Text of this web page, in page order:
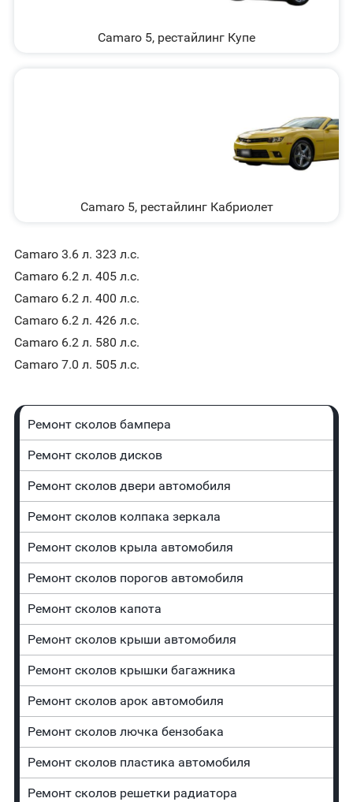
Camaro 5, рестайлинг Купе
Camaro 5, рестайлинг Кабриолет
Camaro 3.6 л. 323 л.с.
Camaro 6.2 л. 405 л.с.
Camaro 6.2 л. 400 л.с.
Camaro 6.2 л. 426 л.с.
Camaro 6.2 л. 580 л.с.
Camaro 7.0 л. 505 л.с.
Ремонт сколов бампера
Ремонт сколов дисков
Ремонт сколов двери автомобиля
Ремонт сколов колпака зеркала
Ремонт сколов крыла автомобиля
Ремонт сколов порогов автомобиля
Ремонт сколов капота
Ремонт сколов крыши автомобиля
Ремонт сколов крышки багажника
Ремонт сколов арок автомобиля
Ремонт сколов лючка бензобака
Ремонт сколов пластика автомобиля
Ремонт сколов решетки радиатора